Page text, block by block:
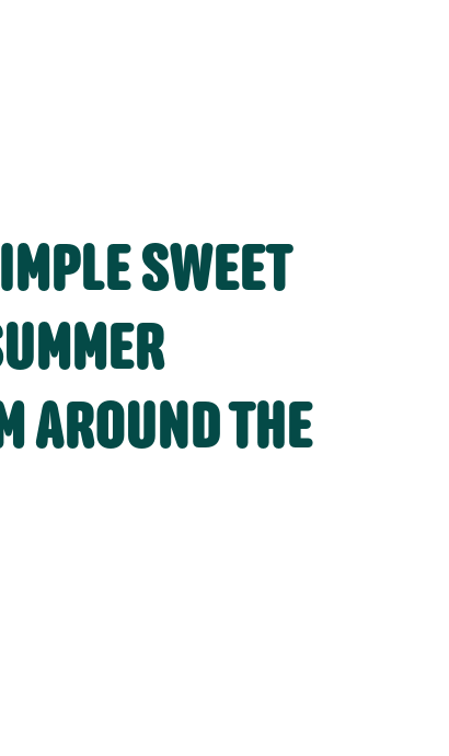
SWEET
AROUND THE